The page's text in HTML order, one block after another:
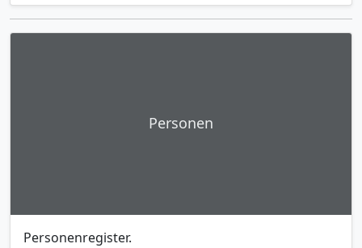
Personen
Personenregister.